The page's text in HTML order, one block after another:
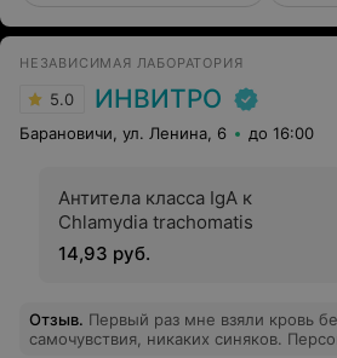
НЕЗАВИСИМАЯ ЛАБОРАТОРИЯ
5.0 ИНВИТРО
Барановичи, ул. Ленина, 6 до 16:00
Антитела класса IgA к
Chlamydia trachomatis
14,93 руб.
Отзыв. Первый раз мне взяли кровь
самочувствия, никаких синяков.